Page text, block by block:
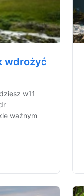
wdrożyć
w11
ważnym